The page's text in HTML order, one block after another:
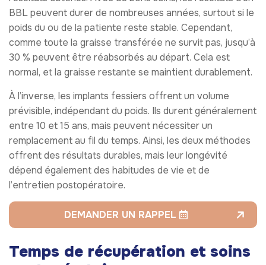
BBL peuvent durer de nombreuses années, surtout si le
poids du ou de la patiente reste stable. Cependant,
comme toute la graisse transférée ne survit pas, jusqu’à
30 % peuvent être réabsorbés au départ. Cela est
normal, et la graisse restante se maintient durablement.
À l’inverse, les implants fessiers offrent un volume
prévisible, indépendant du poids. Ils durent généralement
entre 10 et 15 ans, mais peuvent nécessiter un
remplacement au fil du temps. Ainsi, les deux méthodes
offrent des résultats durables, mais leur longévité
dépend également des habitudes de vie et de
l’entretien postopératoire.
DEMANDER UN RAPPEL
Temps de récupération et soins